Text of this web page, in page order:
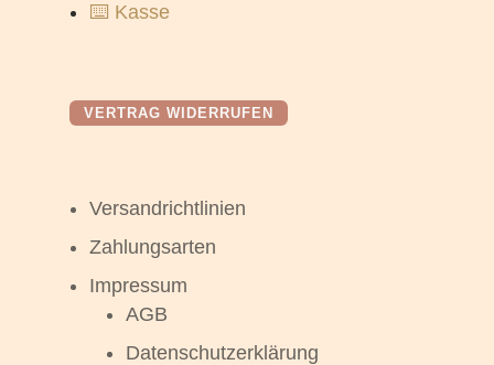
⌨️ Kasse
VERTRAG WIDERRUFEN
Versandrichtlinien
Zahlungsarten
Impressum
AGB
Datenschutzerklärung